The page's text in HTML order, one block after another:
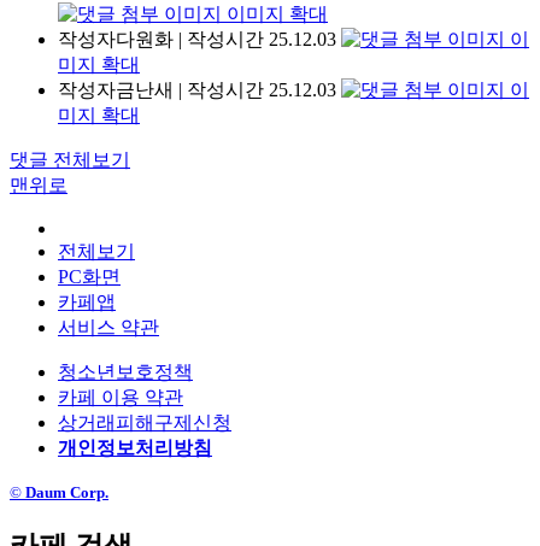
이미지 확대
작성자다원화 | 작성시간 25.12.03
이
미지 확대
작성자금난새 | 작성시간 25.12.03
이
미지 확대
댓글 전체보기
맨위로
전체보기
PC화면
카페앱
서비스 약관
청소년보호정책
카페 이용 약관
상거래피해구제신청
개인정보처리방침
© Daum Corp.